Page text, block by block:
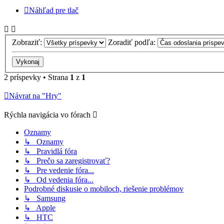
Náhľad pre tlač
Zobraziť: Zoradiť podľa:
2 príspevky • Strana 1 z 1
Návrat na "Hry"
Rýchla navigácia vo fórach
Oznamy
↳ Oznamy
↳ Pravidlá fóra
↳ Prečo sa zaregistrovať?
↳ Pre vedenie fóra...
↳ Od vedenia fóra...
Podrobné diskusie o mobiloch, riešenie problémov
↳ Samsung
↳ Apple
↳ HTC